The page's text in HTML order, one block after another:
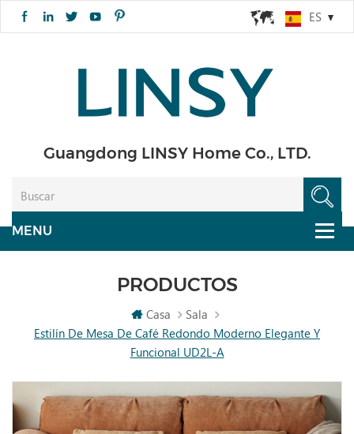
ES
Guangdong LINSY Home Co., LTD.
PRODUCTOS
Casa
Sala
Estilín De Mesa De Café Redondo Moderno Elegante Y
Funcional UD2L-A